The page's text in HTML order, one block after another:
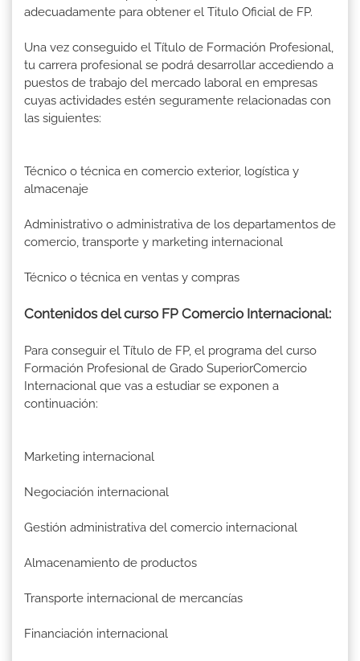
adecuadamente para obtener el Titulo Oficial de FP.
Una vez conseguido el Título de Formación Profesional,
tu carrera profesional se podrá desarrollar accediendo a
puestos de trabajo del mercado laboral en empresas
cuyas actividades estén seguramente relacionadas con
las siguientes:
Técnico o técnica en comercio exterior, logística y
almacenaje
Administrativo o administrativa de los departamentos de
comercio, transporte y marketing internacional
Técnico o técnica en ventas y compras
Contenidos del curso FP Comercio Internacional:
Para conseguir el Título de FP, el programa del curso
Formación Profesional de Grado SuperiorComercio
Internacional que vas a estudiar se exponen a
continuación:
Marketing internacional
Negociación internacional
Gestión administrativa del comercio internacional
Almacenamiento de productos
Transporte internacional de mercancías
Financiación internacional